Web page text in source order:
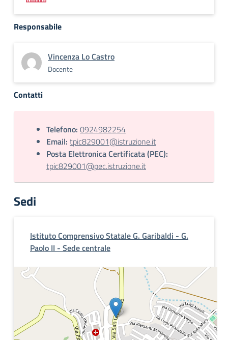
Responsabile
Vincenza Lo Castro
Docente
Contatti
Telefono: 0924982254
Email: tpic829001@istruzione.it
Posta Elettronica Certificata (PEC):
tpic829001@pec.istruzione.it
Sedi
Istituto Comprensivo Statale G. Garibaldi - G.
Paolo II - Sede centrale